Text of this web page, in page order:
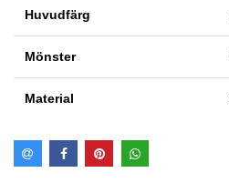
Huvudfärg
Mönster
Material